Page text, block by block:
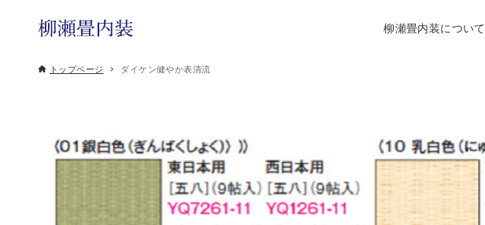
柳瀬畳内装について
トップページ ダイケン健やか表清流